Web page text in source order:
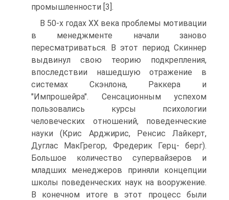
промышленности [3].
В 50-х годах XX века проблемы мотивации
в менеджменте начали заново
пересматриваться. В этот период Скиннер
выдвинул свою теорию подкрепления,
впоследствии нашедшую отражение в
системах Скэнлона, Раккера и
"Импрошейра". Сенсационным успехом
пользовались курсы психологии
человеческих отношений, поведенческие
науки (Крис Арджирис, Ренсис Лайкерт,
Дуглас МакГрегор, Фредерик Герц- берг).
Большое количество супервайзеров и
младших менеджеров приняли концепции
школы поведенческих наук на вооружение.
В конечном итоге в этот процесс были